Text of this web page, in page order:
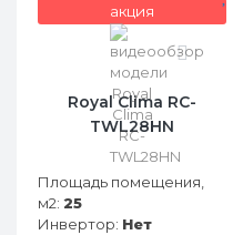
акция
0
Royal Clima RC-
TWL28HN
Площадь помещения,
м2: 25
Инвертор: Нет